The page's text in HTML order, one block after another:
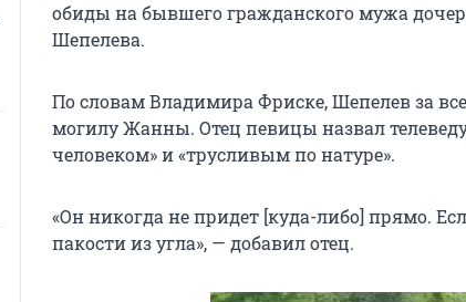
обиды на бывшего гражданского мужа
Шепелева.
По словам Владимира Фриске, Шепелев за
могилу Жанны. Отец певицы назвал
человеком» и «трусливым по натуре».
«Он никогда не придет [куда-либо] прямо.
пакости из угла», — добавил отец.